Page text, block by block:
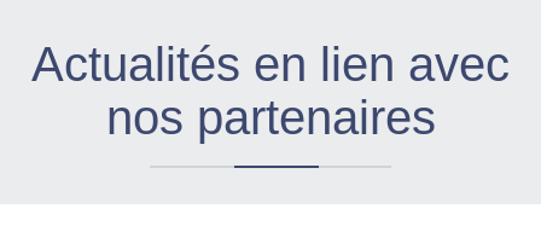
Actualités en lien avec
nos partenaires